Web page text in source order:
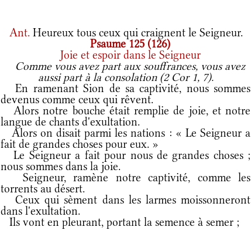
Ant.Heureux tous ceux qui craignent le Seigneur.
Psaume 125 (126)
Joie et espoir dans le Seigneur
Comme vous avez part aux souffrances, vous avez
aussi part à la consolation (2 Cor 1, 7).
En ramenant Sion de sa captivité, nous sommes
devenus comme ceux qui rêvent.
Alors notre bouche était remplie de joie, et notre
langue de chants d'exultation.
Alors on disait parmi les nations : « Le Seigneur a
fait de grandes choses pour eux. »
Le Seigneur a fait pour nous de grandes choses ;
nous sommes dans la joie.
Seigneur, ramène notre captivité, comme les
torrents au désert.
Ceux qui sèment dans les larmes moissonneront
dans l'exultation.
Ils vont en pleurant, portant la semence à semer ;